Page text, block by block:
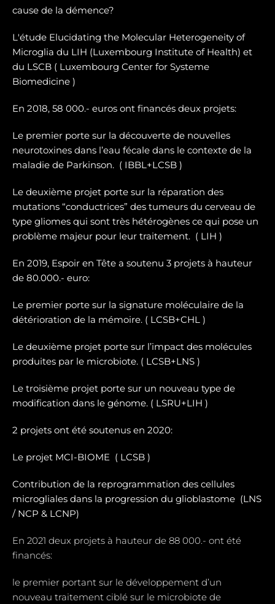
cause de la démence?
L'étude Elucidating the Molecular Heterogeneity of
Microglia du LIH (Luxembourg Institute of Health) et
du LSCB ( Luxembourg Center for Systeme
Biomedicine )
En 2018, 58 000.- euros ont financés deux projets:
Le premier porte sur la découverte de nouvelles
neurotoxines dans l’eau fécale dans le contexte de la
maladie de Parkinson. ( IBBL+LCSB )
Le deuxième projet porte sur la réparation des
mutations “conductrices” des tumeurs du cerveau de
type gliomes qui sont très hétérogènes ce qui pose un
problème majeur pour leur traitement. ( LIH )
En 2019, Espoir en Tête a soutenu 3 projets à hauteur
de 80.000.- euro:
Le premier porte sur la signature moléculaire de la
détérioration de la mémoire. ( LCSB+CHL )
Le deuxième projet porte sur l’impact des molécules
produites par le microbiote. ( LCSB+LNS )
Le troisième projet porte sur un nouveau type de
modification dans le génome. ( LSRU+LIH )
2 projets ont été soutenus en 2020:
Le projet MCI-BIOME ( LCSB )
Contribution de la reprogrammation des cellules
microgliales dans la progression du glioblastome (LNS
/ NCP & LCNP)
En 2021 deux projets à hauteur de 88 000.- ont été
financés:
le premier portant sur le développement d’un
nouveau traitement ciblé sur le microbiote de